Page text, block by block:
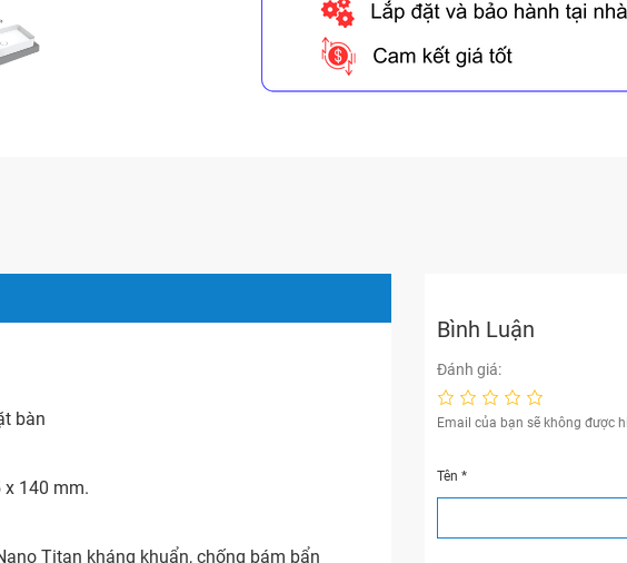
bàn
x 140 mm.
Titan kháng khuẩn, chống bám bẩn
Bình Luận
Đánh giá:
Email của bạn sẽ không được
Tên*